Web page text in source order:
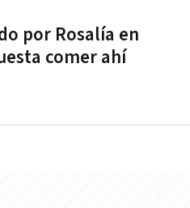
por Rosalía en
comer ahí